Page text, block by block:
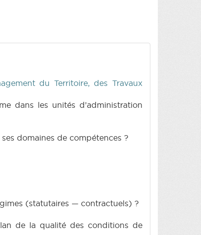
du Territoire, des Travaux
dans les unités d’administration
domaines de compétences ?
(statutaires — contractuels) ?
de la qualité des conditions de